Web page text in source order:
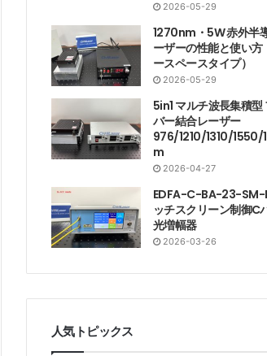
2026-05-29
1270nm・5W 赤外半
ーザーの性能と使い方
ースペースタイプ）
2026-05-29
5in1 マルチ波長集積型
バー結合レーザー
976/1210/1310/1550/
m
2026-04-27
EDFA-C-BA-23-SM-
ッチスクリーン制御C
光増幅器
2026-03-26
人気トピックス